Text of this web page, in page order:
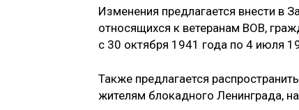
Изменения предлагается внести в
относящихся к ветеранам ВОВ,
с 30 октября 1941 года по 4 июля
Также предлагается
жителям блокадного Ленинграда,